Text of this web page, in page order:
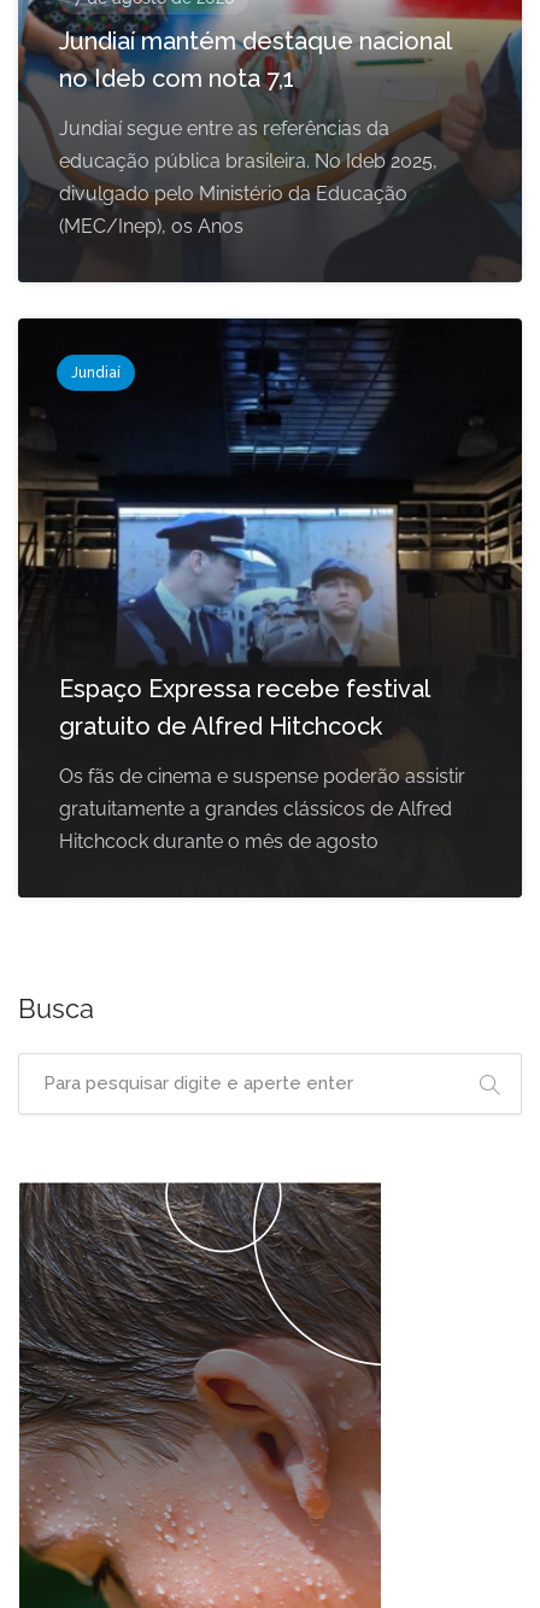
Jundiaí mantém destaque nacional
no Ideb com nota 7,1
Jundiaí segue entre as referências da
educação pública brasileira. No Ideb 2025,
divulgado pelo Ministério da Educação
(MEC/Inep), os Anos
Jundiaí
Espaço Expressa recebe festival
gratuito de Alfred Hitchcock
Os fãs de cinema e suspense poderão assistir
gratuitamente a grandes clássicos de Alfred
Hitchcock durante o mês de agosto
Busca